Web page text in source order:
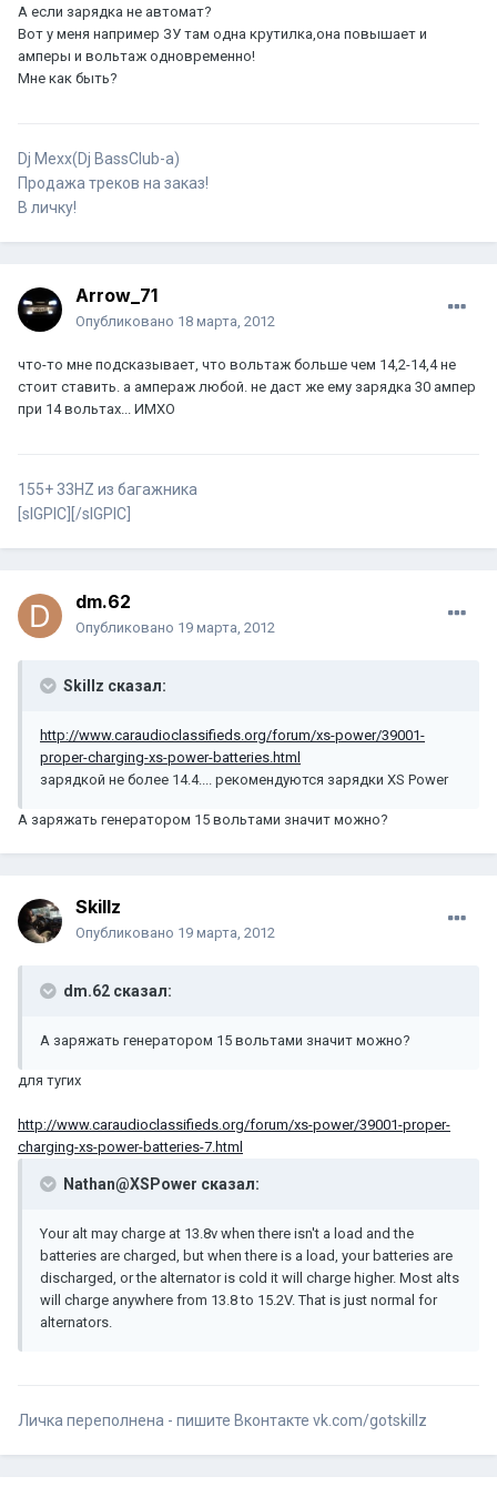
А если зарядка не автомат?
Вот у меня например ЗУ там одна крутилка,она повышает и
амперы и вольтаж одновременно!
Мне как быть?
Dj Mexx(Dj BassClub-а)
Продажа треков на заказ!
В личку!
Arrow_71
Опубликовано 18 марта, 2012
что-то мне подсказывает, что вольтаж больше чем 14,2-14,4 не
стоит ставить. а ампераж любой. не даст же ему зарядка 30 ампер
при 14 вольтах... ИМХО
155+ 33HZ из багажника
[sIGPIC][/sIGPIC]
dm.62
Опубликовано 19 марта, 2012
Skillz сказал:
http://www.caraudioclassifieds.org/forum/xs-power/39001-
proper-charging-xs-power-batteries.html
зарядкой не более 14.4.... рекомендуются зарядки XS Power
А заряжать генератором 15 вольтами значит можно?
Skillz
Опубликовано 19 марта, 2012
dm.62 сказал:
А заряжать генератором 15 вольтами значит можно?
для тугих
http://www.caraudioclassifieds.org/forum/xs-power/39001-proper-
charging-xs-power-batteries-7.html
Nathan@XSPower сказал:
Your alt may charge at 13.8v when there isn't a load and the
batteries are charged, but when there is a load, your batteries are
discharged, or the alternator is cold it will charge higher. Most alts
will charge anywhere from 13.8 to 15.2V. That is just normal for
alternators.
Личка переполнена - пишите Вконтакте vk.com/gotskillz